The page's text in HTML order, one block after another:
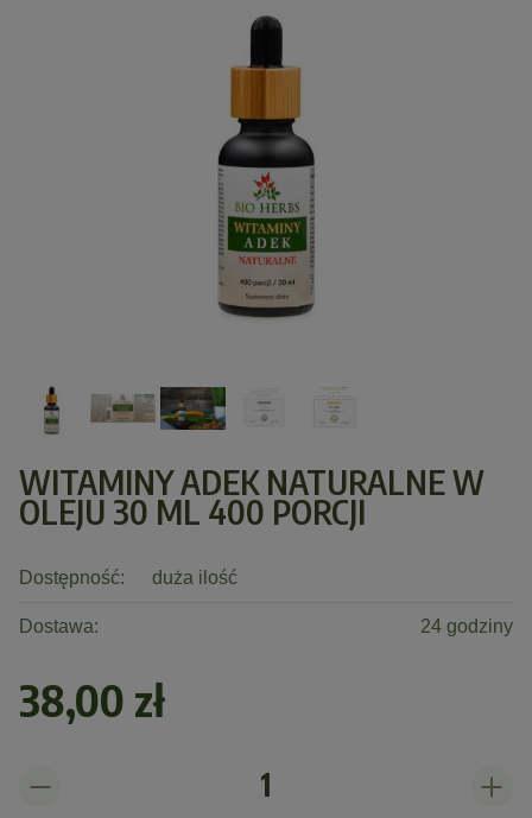
WITAMINY ADEK NATURALNE W
OLEJU 30 ML 400 PORCJI
Dostępność: duża ilość
Dostawa: 24 godziny
38,00 zł